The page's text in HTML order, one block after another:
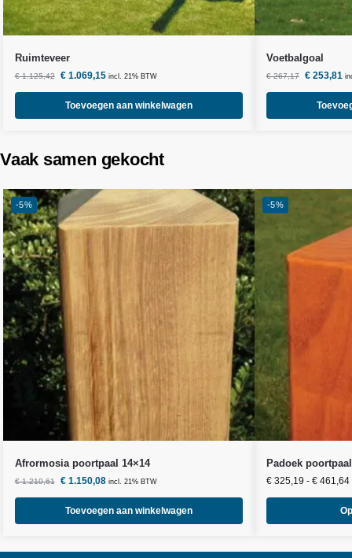
Ruimteveer
€1.125,42 €1.069,15 incl. 21% BTW
Toevoegen aan winkelwagen
Voetbalgoal
€267,17 €253,81
Vaak samen gekocht
-5%
Afrormosia poortpaal 14×14
€1.210,61 €1.150,08 incl. 21% BTW
Toevoegen aan winkelwagen
-5%
Padoek
€325,19 - €461,64